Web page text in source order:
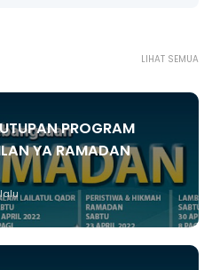
LIHAT SEMUA
PROGRAM
YA RAMADAN